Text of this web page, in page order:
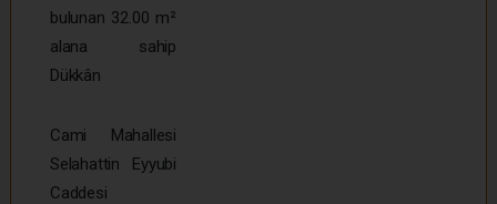
bulunan 32.00 m²
alana sahip
Dükkân
Cami Mahallesi
Selahattin Eyyubi
Caddesi